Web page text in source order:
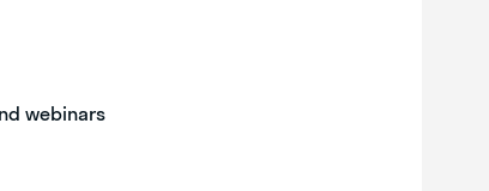
webinars